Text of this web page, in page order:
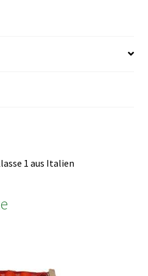
1 aus Italien